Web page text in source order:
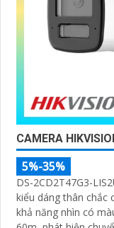
CAMERA
5%-35%
DS-2CD2T47G3-
kiểu dáng thân chắc
khả năng nhìn có